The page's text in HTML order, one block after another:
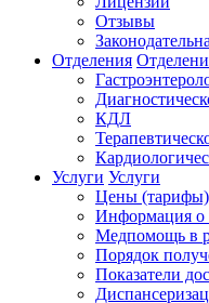
Отзывы
Отделения
КДЛ
Услуги Услуги
Цены (тарифы)
Информация о
Медпомощь в
Порядок
Показатели